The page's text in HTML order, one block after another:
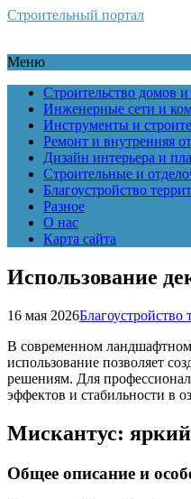
Строительный портал
Меню
Строительство домов и
Инженерные сети и
Инструменты и
Ремонт и внутренняя
Дизайн интерьера и
Строительные и
Благоустройство
Разное
О нас
Карта сайта
Использование
16 мая 2026
В современном ландшафтном
использование позволяет
решениям. Для
эффектов и стабильности в
Мискантус:
Общее описание и